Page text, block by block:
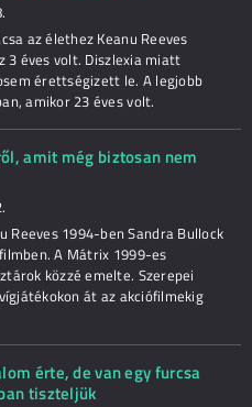
az élethez Keanu Reeves
3 éves volt. Diszlexia miatt
érettségizett le. A legjobb
amikor 23 éves volt.
amit még biztosan nem
Reeves 1994-ben Sandra Bullock
A Mátrix 1999-es
közzé emelte. Szerepei
át az akciófilmekig
érte, de van egy furcsa
tiszteljük